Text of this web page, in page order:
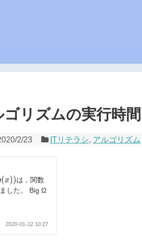
リズムの実行時間
2/23 ITリテラシ, アルゴリズム
は，関数
した。 Big Ω
2020-01-12 10:27